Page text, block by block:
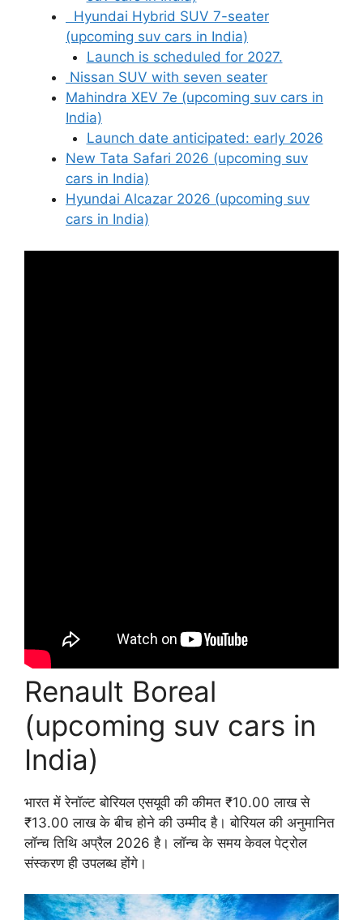
Hyundai Hybrid SUV 7-seater
(upcoming suv cars in India)
Launch is scheduled for 2027.
Nissan SUV with seven seater
Mahindra XEV 7e (upcoming suv cars in
India)
Launch date anticipated: early 2026
New Tata Safari 2026 (upcoming suv
cars in India)
Hyundai Alcazar 2026 (upcoming suv
cars in India)
Renault Boreal
(upcoming suv cars in
India)
भारत में रेनॉल्ट बोरियल एसयूवी की कीमत ₹10.00 लाख से
₹13.00 लाख के बीच होने की उम्मीद है। बोरियल की अनुमानित
लॉन्च तिथि अप्रैल 2026 है। लॉन्च के समय केवल पेट्रोल
संस्करण ही उपलब्ध होंगे।